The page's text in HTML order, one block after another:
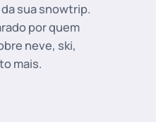
sua snowtrip.
por quem
neve, ski,
mais.